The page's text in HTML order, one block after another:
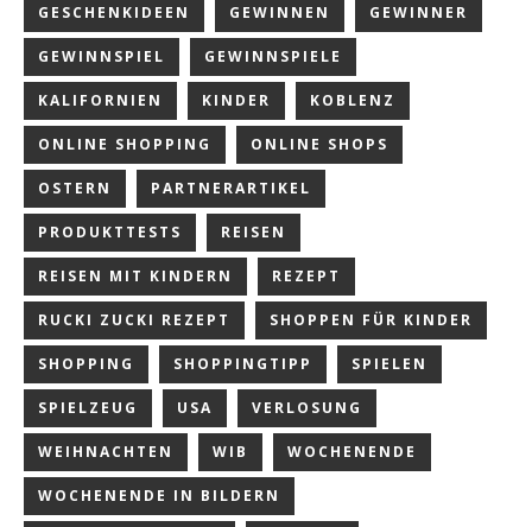
GESCHENKIDEEN GEWINNEN GEWINNER
GEWINNSPIEL GEWINNSPIELE
KALIFORNIEN KINDER KOBLENZ
ONLINE SHOPPING ONLINE SHOPS
OSTERN PARTNERARTIKEL
PRODUKTTESTS REISEN
REISEN MIT KINDERN REZEPT
RUCKI ZUCKI REZEPT SHOPPEN FÜR KINDER
SHOPPING SHOPPINGTIPP SPIELEN
SPIELZEUG USA VERLOSUNG
WEIHNACHTEN WIB WOCHENENDE
WOCHENENDE IN BILDERN